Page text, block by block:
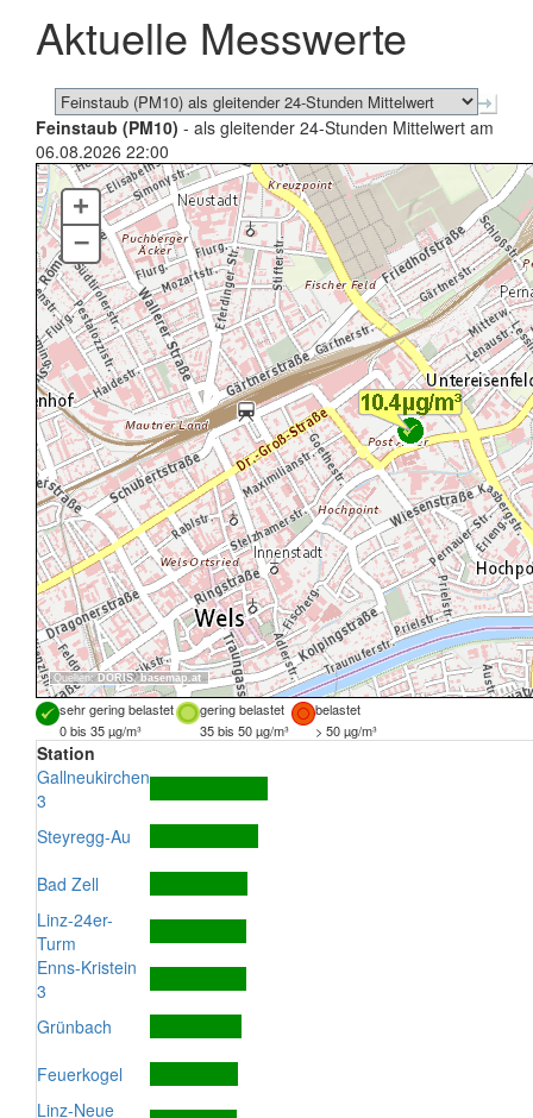
schließen
Aktuelle Messwerte
Feinstaub (PM10) - als gleitender 24-Stunden Mittelwert am
06.08.2026 22:00
Quellen: DORIS, basemap.at
+
–
sehr gering belastet gering belastet
belastet
0 bis 35 µg/m³
35 bis 50 µg/m³ > 50 µg/m³
Station
Gallneukirchen
3
Steyregg-Au
Bad Zell
Linz-24er-
Turm
Enns-Kristein
3
Grünbach
Feuerkogel
Linz-Neue